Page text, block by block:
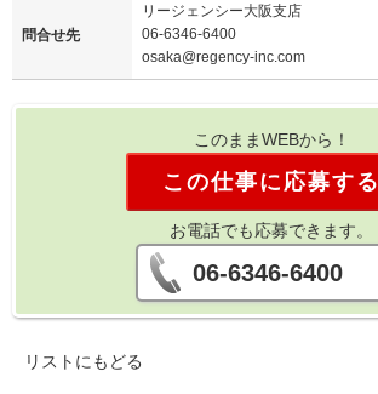
問合せ先
リージェンシー大阪支店
06-6346-6400
osaka@regency-inc.com
このままWEBから！
この仕事に応募する
お電話でも応募できます。
06-6346-6400
リストにもどる